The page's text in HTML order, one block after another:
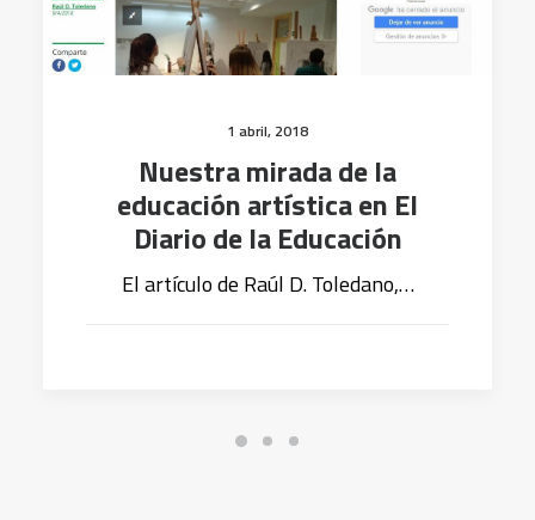
1 abril, 2018
Nuestra mirada de la
educación artística en El
Diario de la Educación
El artículo de Raúl D. Toledano,…